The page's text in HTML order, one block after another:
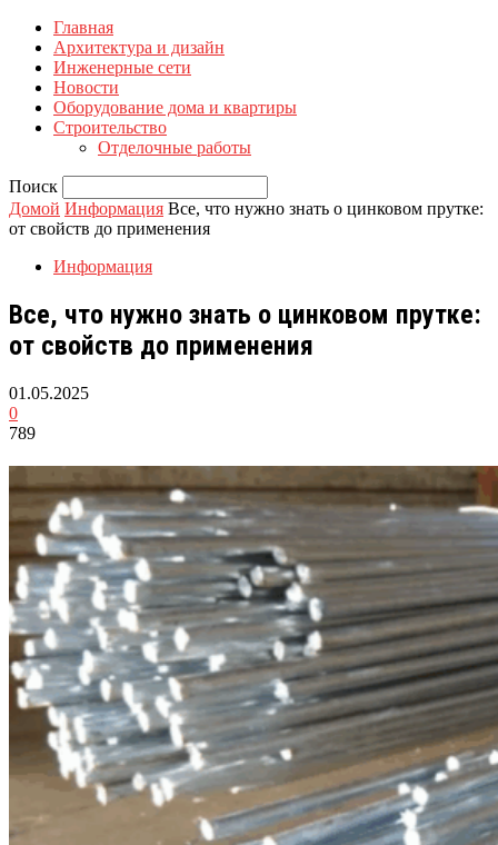
Главная
Архитектура и дизайн
Инженерные сети
Новости
Оборудование дома и квартиры
Строительство
Отделочные работы
Поиск
Домой Информация Все, что нужно знать о цинковом прутке:
от свойств до применения
Информация
Все, что нужно знать о цинковом прутке:
от свойств до применения
01.05.2025
0
789